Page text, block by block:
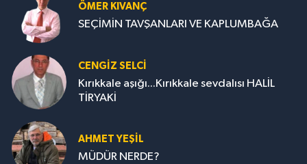
ÖMER KIVANÇ
SEÇİMİN TAVŞANLARI VE KAPLUMBAĞA
CENGİZ SELCİ
Kırıkkale aşığı...Kırıkkale sevdalısı HALİL
TİRYAKİ
AHMET YEŞİL
MÜDÜR NERDE?